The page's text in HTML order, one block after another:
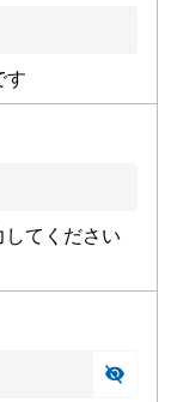
す
てください